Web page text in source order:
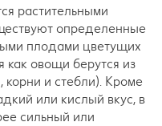
растительными
определенные
плодами цветущих
как овощи берутся из
корни и стебли). Кроме
или кислый вкус, в
сильный или